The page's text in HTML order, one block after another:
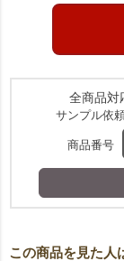
全商品対
サンプル依
商品番号
この商品を見た人